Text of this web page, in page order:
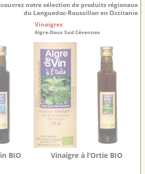
notre sélection de produits régionaux
du Languedoc-Roussillon en Occitanie
BIO
Vinaigres
Aigre-Doux Sud Cévennes
Vinaigre à l’Ortie BIO